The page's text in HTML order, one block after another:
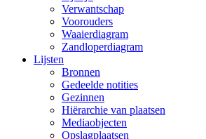
Verwantschap
Voorouders
Waaierdiagram
Zandloperdiagram
Lijsten
Bronnen
Gedeelde notities
Gezinnen
Hiërarchie van plaatsen
Mediaobjecten
Opslagplaatsen